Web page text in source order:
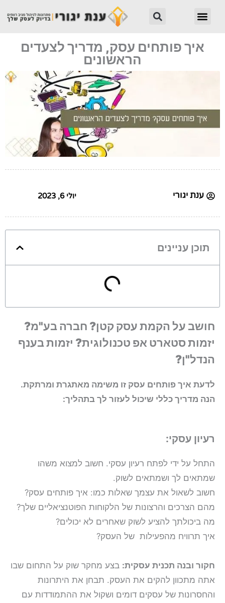
תפריט חיפוש
איך פותחים עסק, מדריך לצעדים
הראשונים
ענת יגורי יולי 6, 2023
תוכן עניינים
חושב על הקמת עסק קטן? חברה בע"מ?
יזמות סטארט אפ טכנולוגית? יזמות בענף
הנדל"ן?
לדעת איך פותחים עסק זו משימה מאתגרת ומרתקת.
הנה מדריך כללי שיכול לעזור לך בתהליך:
רעיון עסקי:
התחל על ידי לפתח רעיון עסקי. חשוב למצוא משהו
שמתאים לך ושמתאים לשוק.
חשוב לשאול את עצמך שאלות כמו: איך פותחים עסק?
מהם הצרכים והרצונות של הלקוחות הפוטנציאליים שלך?
מה ביכולתך להציע לשוק שאחרים לא יכולים?
איך תרוויח מהפעילות של העסק?
חקור ובנה תכנית עסקית: בצע מחקר שוק על התחום שבו
אתה מתכוון להקים את העסק. תבחן את היתרונות
והחסרונות של עסקים דומים ושקול את ההתמודדות עם